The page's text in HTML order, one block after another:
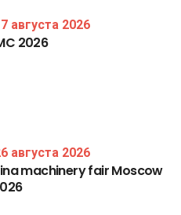
августа 2026
2026
августа 2026
machineryfairMoscow